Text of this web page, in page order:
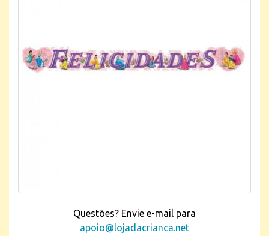
Questões? Envie e-mail para
apoio@lojadacrianca.net